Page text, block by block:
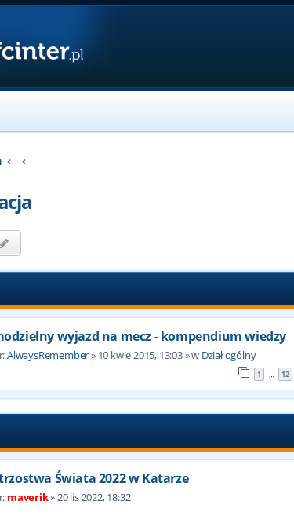
wyjazd na mecz - kompendium wiedzy
AlwaysRemember» 10 kwie 2015, 13:03» w Dział ogólny
1 … 12
Świata 2022 w Katarze
maverik»20 lis 2022, 18:32